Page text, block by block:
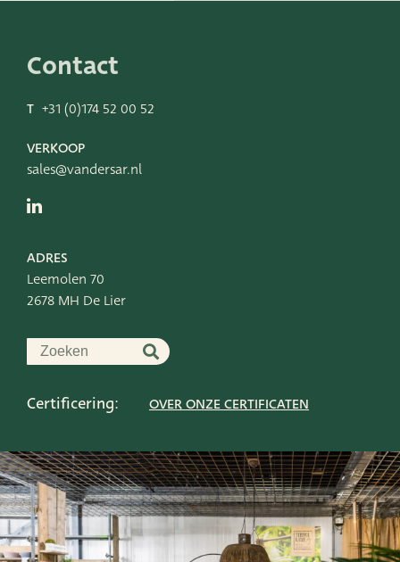
Contact
T +31 (0)174 52 00 52
VERKOOP
sales@vandersar.nl
ADRES
Leemolen 70
2678 MH De Lier
Certificering: OVER ONZE CERTIFICATEN